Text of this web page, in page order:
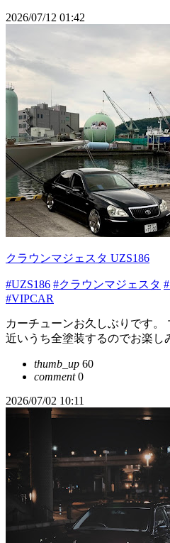
2026/07/12 01:42
クラウンマジェスタ UZS186
#UZS186 #クラウンマジェスタ
#VIPCAR
カーチューンお久しぶりです。
近いうち全塗装するのでお楽し
thumb_up 60
comment0
2026/07/02 10:11